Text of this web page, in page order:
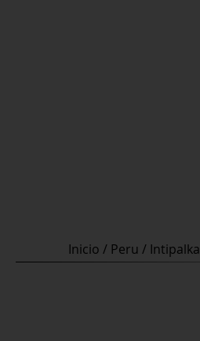
Inicio / Peru / Intipalka